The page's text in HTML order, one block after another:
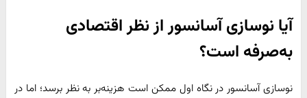
آیا نوسازی آسانسور از نظر اقتصادی
به‌صرفه است؟
نوسازی آسانسور در نگاه اول ممکن است هزینه‌بر به نظر برسد؛ اما در